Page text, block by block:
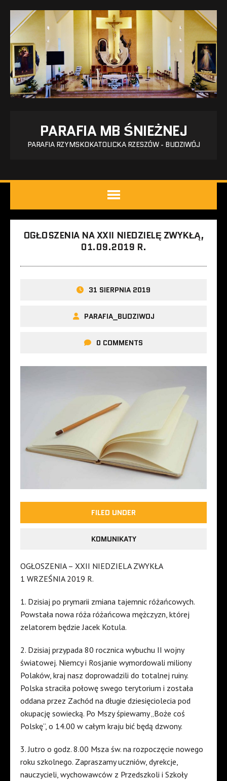
PARAFIA MB ŚNIEŻNEJ
PARAFIA RZYMSKOKATOLICKA RZESZÓW - BUDZIWÓJ
OGŁOSZENIA NA XXII NIEDZIELĘ ZWYKŁĄ,
01.09.2019 R.
31 SIERPNIA 2019
PARAFIA_BUDZIWOJ
0 COMMENTS
FILED UNDER
KOMUNIKATY
OGŁOSZENIA – XXII NIEDZIELA ZWYKŁA
1 WRZEŚNIA 2019 R.
1. Dzisiaj po prymarii zmiana tajemnic różańcowych.
Powstała nowa róża różańcowa mężczyzn, której
zelatorem będzie Jacek Kotula.
2. Dzisiaj przypada 80 rocznica wybuchu II wojny
światowej. Niemcy i Rosjanie wymordowali miliony
Polaków, kraj nasz doprowadzili do totalnej ruiny.
Polska straciła połowę swego terytorium i została
oddana przez Zachód na długie dziesięciolecia pod
okupację sowiecką. Po Mszy śpiewamy „Boże coś
Polskę”, o 14.00 w całym kraju bić będą dzwony.
3. Jutro o godz. 8.00 Msza św. na rozpoczęcie nowego
roku szkolnego. Zapraszamy uczniów, dyrekcje,
nauczycieli, wychowawców z Przedszkoli i Szkoły